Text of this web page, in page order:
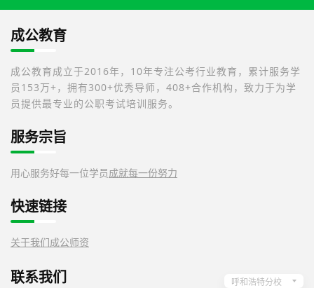
成公教育
成公教育成立于2016年，10年专注公考行业教育，累计服务学
员153万+，拥有300+优秀导师，408+合作机构，致力于为学
员提供最专业的公职考试培训服务。
服务宗旨
用心服务好每一位学员成就每一份努力
快速链接
关于我们成公师资
联系我们 呼和浩特分校